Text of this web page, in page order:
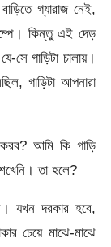
গ্যারাজ নেই,
কিন্তু এই দেড়
সে গাড়িটা চালায়।
গাড়িটা আপনারা
আমি কি গাড়ি
তা হলে?
যখন দরকার হবে,
চেয়ে মাঝে-মাঝে